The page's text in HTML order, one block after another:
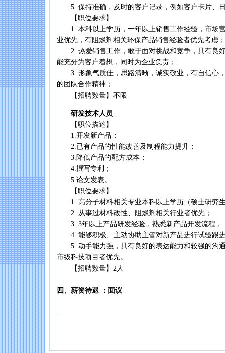
5. 保持准确，及时的客户记录，例如客户卡片、
【职位要求】
1. 本科以上学历，一年以上销售工作经验，市场
业优先，有阻燃剂相关环保产品销售经验者优先考虑；
2. 热爱销售工作，敢于面对挑战和竞争，具有良
能充分为客户着想，同时为企业负责；
3. 形象气质佳，思路清晰，诚实敬业，有自信心
的团队合作精神；
【招聘数量】不限
研发技术人员
【职位描述】
1.开发新产品；
2.已有产品的性能改善及制程能力提升；
3.降低产品的配方成本；
4.撰写专利；
5.论文发表。
【职位要求】
1. 高分子材料相关专业本科以上学历（硕士研究
2. 从事过材料改性、阻燃剂相关行业者优先；
3. 3年以上产品研发经验，熟悉新产品开发流程，
4. 能够积极、主动协助主管对新产品进行试验跟
5. 动手能力强，具有良好的表达能力和较强的沟
市级科技项目者优先。
【招聘数量】2人
四、薪资待遇 ：面议